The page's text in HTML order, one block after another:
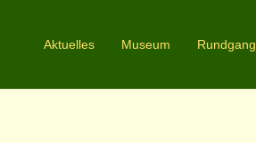
Aktuelles Museum Rundgang